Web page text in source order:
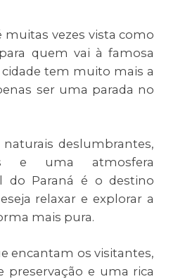
muitas vezes vista como
quem vai à famosa
cidade tem muito mais a
ser uma parada no
deslumbrantes,
e uma atmosfera
do Paraná é o destino
relaxar e explorar a
mais pura.
encantam os visitantes,
preservação e uma rica